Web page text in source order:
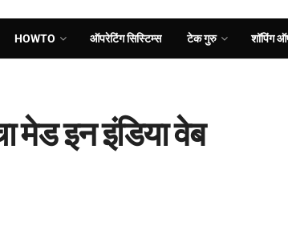
HOWTO ऑपरेटिंग सिस्टिम्स टेक गुरु शॉपिंग
मेड इन इंडिया वेब